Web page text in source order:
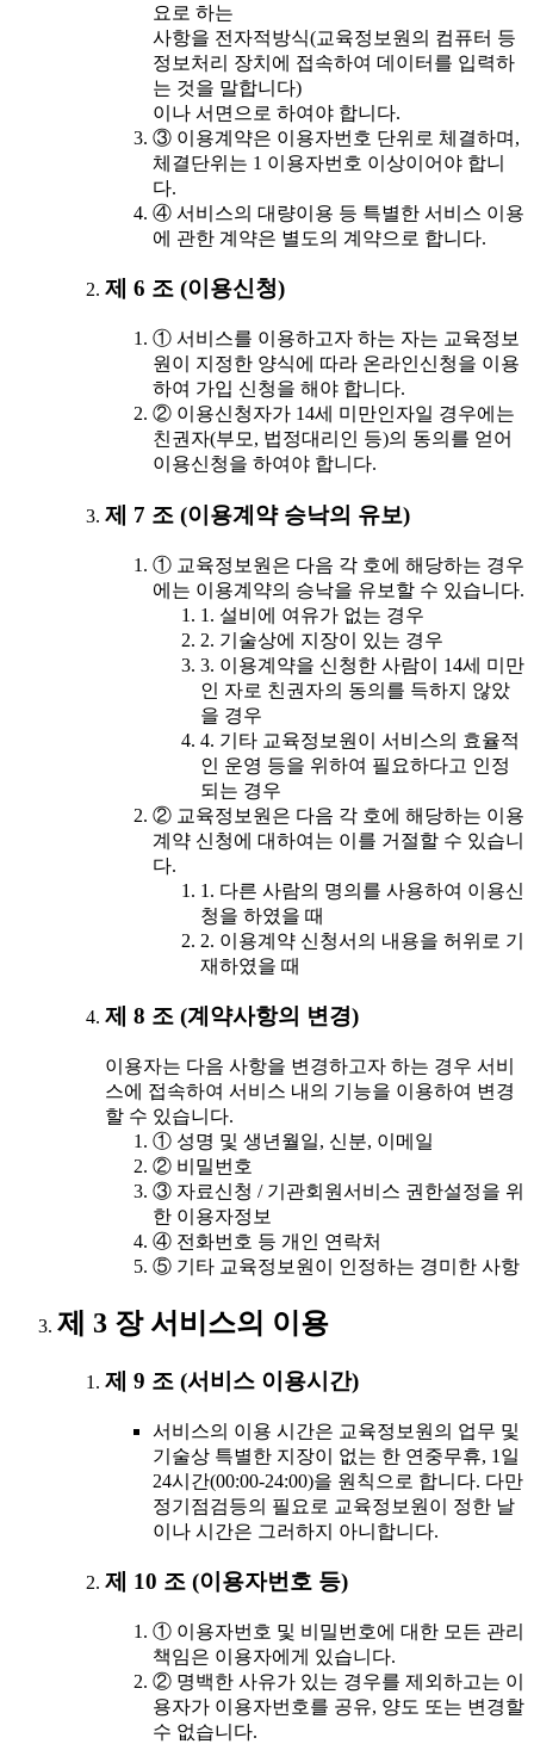
요로 하는
사항을 전자적방식(교육정보원의 컴퓨터 등
정보처리 장치에 접속하여 데이터를 입력하
는 것을 말합니다)
이나 서면으로 하여야 합니다.
③ 이용계약은 이용자번호 단위로 체결하며,
체결단위는 1 이용자번호 이상이어야 합니
다.
④ 서비스의 대량이용 등 특별한 서비스 이용
에 관한 계약은 별도의 계약으로 합니다.
제 6 조 (이용신청)
① 서비스를 이용하고자 하는 자는 교육정보
원이 지정한 양식에 따라 온라인신청을 이용
하여 가입 신청을 해야 합니다.
② 이용신청자가 14세 미만인자일 경우에는
친권자(부모, 법정대리인 등)의 동의를 얻어
이용신청을 하여야 합니다.
제 7 조 (이용계약 승낙의 유보)
① 교육정보원은 다음 각 호에 해당하는 경우
에는 이용계약의 승낙을 유보할 수 있습니다.
1. 설비에 여유가 없는 경우
2. 기술상에 지장이 있는 경우
3. 이용계약을 신청한 사람이 14세 미만
인 자로 친권자의 동의를 득하지 않았
을 경우
4. 기타 교육정보원이 서비스의 효율적
인 운영 등을 위하여 필요하다고 인정
되는 경우
② 교육정보원은 다음 각 호에 해당하는 이용
계약 신청에 대하여는 이를 거절할 수 있습니
다.
1. 다른 사람의 명의를 사용하여 이용신
청을 하였을 때
2. 이용계약 신청서의 내용을 허위로 기
재하였을 때
제 8 조 (계약사항의 변경)
이용자는 다음 사항을 변경하고자 하는 경우 서비
스에 접속하여 서비스 내의 기능을 이용하여 변경
할 수 있습니다.
① 성명 및 생년월일, 신분, 이메일
② 비밀번호
③ 자료신청 / 기관회원서비스 권한설정을 위
한 이용자정보
④ 전화번호 등 개인 연락처
⑤ 기타 교육정보원이 인정하는 경미한 사항
제 3 장 서비스의 이용
제 9 조 (서비스 이용시간)
서비스의 이용 시간은 교육정보원의 업무 및
기술상 특별한 지장이 없는 한 연중무휴, 1일
24시간(00:00-24:00)을 원칙으로 합니다. 다만
정기점검등의 필요로 교육정보원이 정한 날
이나 시간은 그러하지 아니합니다.
제 10 조 (이용자번호 등)
① 이용자번호 및 비밀번호에 대한 모든 관리
책임은 이용자에게 있습니다.
② 명백한 사유가 있는 경우를 제외하고는 이
용자가 이용자번호를 공유, 양도 또는 변경할
수 없습니다.